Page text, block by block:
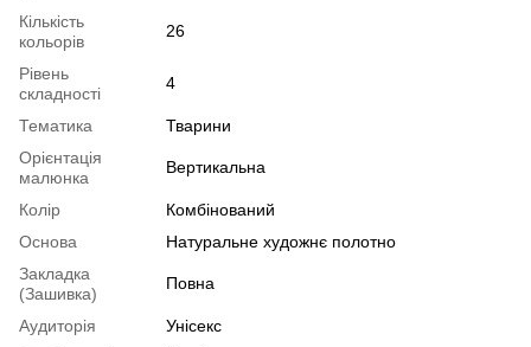
Кількість
кольорів
26
Рівень
складності
4
Тематика
Тварини
Орієнтація
малюнка
Вертикальна
Колір
Комбінований
Основа
Натуральне художнє полотно
Закладка
(Зашивка)
Повна
Аудиторія
Унісекс